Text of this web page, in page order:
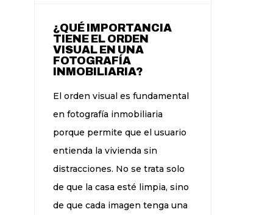
¿QUÉ IMPORTANCIA
TIENE EL ORDEN
VISUAL EN UNA
FOTOGRAFÍA
INMOBILIARIA?
El orden visual es fundamental
en fotografía inmobiliaria
porque permite que el usuario
entienda la vivienda sin
distracciones. No se trata solo
de que la casa esté limpia, sino
de que cada imagen tenga una